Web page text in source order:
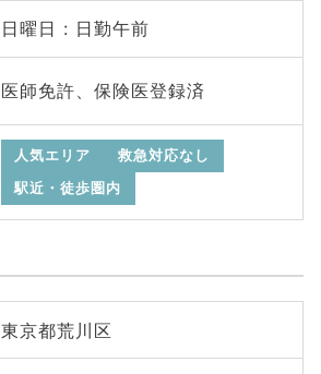
日曜日 : 日勤午前
医師免許、保険医登録済
人気エリア
救急対応なし
駅近・徒歩圏内
東京都荒川区